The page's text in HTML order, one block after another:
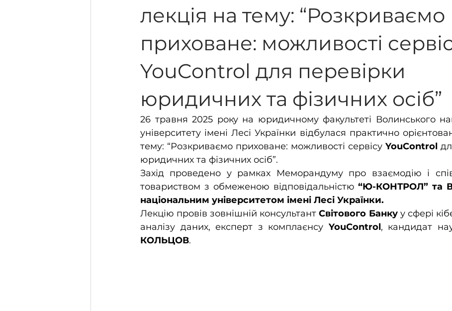
Лабораторія юридичної техніки та пр Аспірантура Вступ до магістратури Право
лекція на тему: “Розкриваємо
приховане: можливості
YouControl для перевірки
юридичних та фізичних осіб”
26 травня 2025 року на юридичному факультеті Волинського
університету імені Лесі Українки відбулася практично
тему: “Розкриваємо приховане: можливості сервісу YouControl
юридичних та фізичних осіб”.
Захід проведено у рамках Меморандуму про взаємодію і
товариством з обмеженою відповідальністю “Ю-КОНТРОЛ” та
національним університетом імені Лесі Українки.
Лекцію провів зовнішній консультант Світового Банку у сфері
аналізу даних, експерт з комплаєнсу YouControl, кандидат
КОЛЬЦОВ.